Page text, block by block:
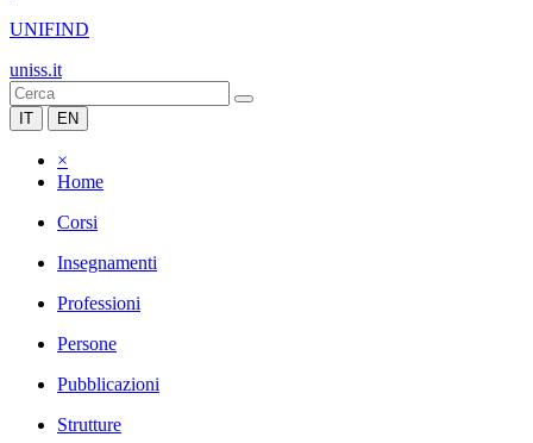
UNIFIND
uniss.it
IT EN
×
Home
Corsi
Insegnamenti
Professioni
Persone
Pubblicazioni
Strutture